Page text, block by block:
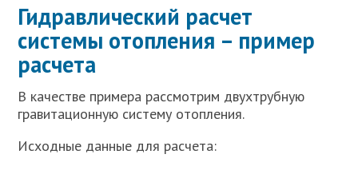
Гидравлический расчет
системы отопления – пример
расчета
В качестве примера рассмотрим двухтрубную
гравитационную систему отопления.
Исходные данные для расчета: